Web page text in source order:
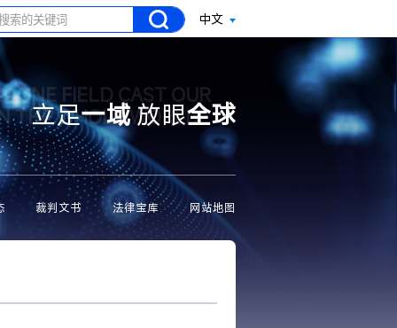
中文
ONE FIELD CAST OUR
THE WHOLE WORLD
立足一域放眼全球
裁判文书 法律宝库 网站地图